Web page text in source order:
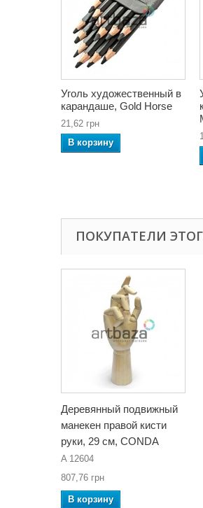
Уголь художественный в
карандаше, Gold Horse
21,62 грн
В корзину
ПОКУПАТЕЛИ
Деревянный подвижный
манекен правой кисти
руки, 29 см, CONDA
A 12604
807,76 грн
В корзину